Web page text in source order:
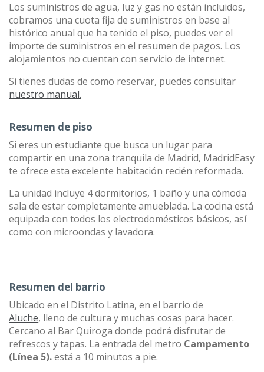
Los suministros de agua, luz y gas no están incluidos,
cobramos una cuota fija de suministros en base al
histórico anual que ha tenido el piso, puedes ver el
importe de suministros en el resumen de pagos. Los
alojamientos no cuentan con servicio de internet.
Si tienes dudas de como reservar, puedes consultar
nuestro manual.
Resumen de piso
Si eres un estudiante que busca un lugar para
compartir en una zona tranquila de Madrid, MadridEasy
te ofrece esta excelente habitación recién reformada.
La unidad incluye 4 dormitorios, 1 baño y una cómoda
sala de estar completamente amueblada. La cocina está
equipada con todos los electrodomésticos básicos, así
como con microondas y lavadora.
Resumen del barrio
Ubicado en el Distrito Latina, en el barrio de
Aluche, lleno de cultura y muchas cosas para hacer.
Cercano al Bar Quiroga donde podrá disfrutar de
refrescos y tapas. La entrada del metro Campamento
(Línea 5).está a 10 minutos a pie.